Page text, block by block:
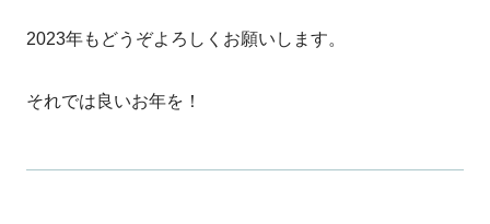
2023年もどうぞよろしくお願いします。
それでは良いお年を！